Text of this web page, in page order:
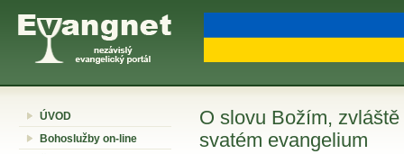
ÚVOD
Bohoslužby on-line
O slovu Božím,
svatém evangelium